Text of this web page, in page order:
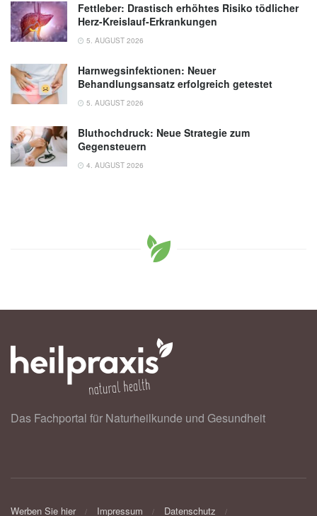
Fettleber: Drastisch erhöhtes Risiko tödlicher
Herz-Kreislauf-Erkrankungen
5. AUGUST 2026
Harnwegsinfektionen: Neuer
Behandlungsansatz erfolgreich getestet
5. AUGUST 2026
Bluthochdruck: Neue Strategie zum
Gegensteuern
4. AUGUST 2026
Das Fachportal für Naturheilkunde und Gesundheit
Werben Sie hier Impressum Datenschutz